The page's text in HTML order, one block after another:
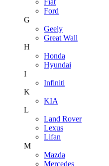
Fiat
Ford
G
Geely
Great Wall
H
Honda
Hyundai
I
Infiniti
K
KIA
L
Land Rover
Lexus
Lifan
M
Mazda
Mercedes